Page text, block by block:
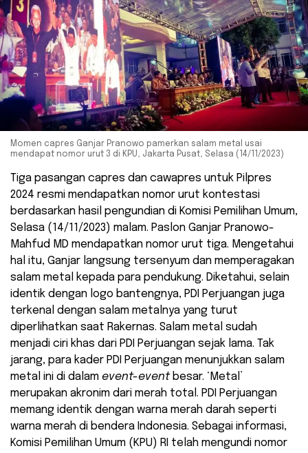
Momen capres Ganjar Pranowo pamerkan salam metal usai
mendapat nomor urut 3 di KPU, Jakarta Pusat, Selasa (14/11/2023)
Tiga pasangan capres dan cawapres untuk Pilpres
2024 resmi mendapatkan nomor urut kontestasi
berdasarkan hasil pengundian di Komisi Pemilihan Umum,
Selasa (14/11/2023) malam. Paslon Ganjar Pranowo-
Mahfud MD mendapatkan nomor urut tiga. Mengetahui
hal itu, Ganjar langsung tersenyum dan memperagakan
salam metal kepada para pendukung. Diketahui, selain
identik dengan logo bantengnya, PDI Perjuangan juga
terkenal dengan salam metalnya yang turut
diperlihatkan saat Rakernas. Salam metal sudah
menjadi ciri khas dari PDI Perjuangan sejak lama. Tak
jarang, para kader PDI Perjuangan menunjukkan salam
metal ini di dalam event-eventbesar. ‘Metal’
merupakan akronim dari merah total. PDI Perjuangan
memang identik dengan warna merah darah seperti
warna merah di bendera Indonesia. Sebagai informasi,
Komisi Pemilihan Umum (KPU) RI telah mengundi nomor